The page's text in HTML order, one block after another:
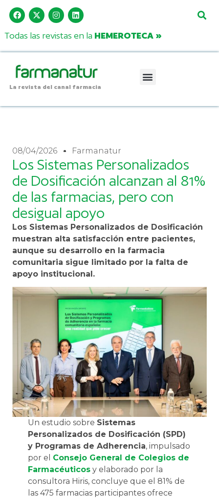
Todas las revistas en la HEMEROTECA »
La revista del canal farmacia
08/04/2026 Farmanatur
Los Sistemas Personalizados
de Dosificación alcanzan al 81%
de las farmacias, pero con
desigual apoyo
Los Sistemas Personalizados de Dosificación
muestran alta satisfacción entre pacientes,
aunque su desarrollo en la farmacia
comunitaria sigue limitado por la falta de
apoyo institucional.
Un estudio sobre Sistemas
Personalizados de Dosificación (SPD)
y Programas de Adherencia, impulsado
por el Consejo General de Colegios de
Farmacéuticosy elaborado por la
consultora Hiris, concluye que el 81% de
las 475 farmacias participantes ofrece